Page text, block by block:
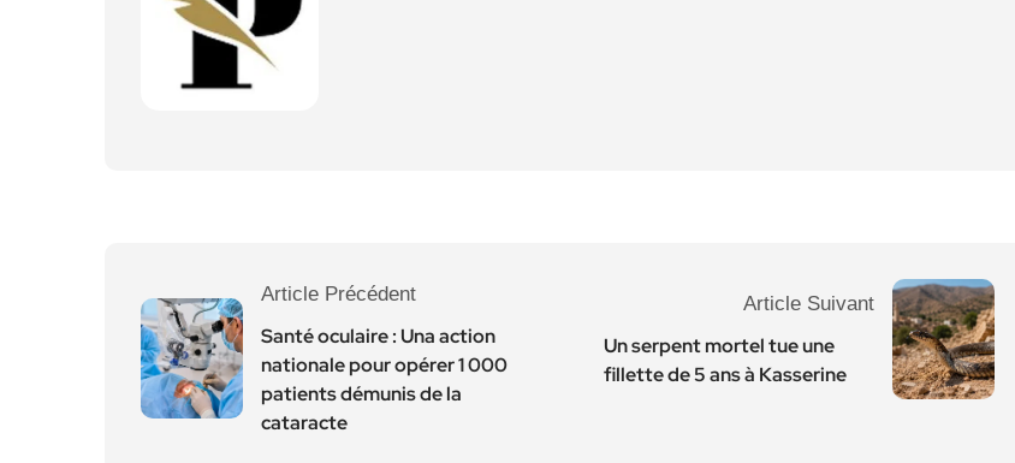
Article Précédent
Santé oculaire : Una action
nationale pour opérer 1 000
patients démunis de la
cataracte
Article Suivant
Un serpent mortel tue une
fillette de 5 ans à Kasserine